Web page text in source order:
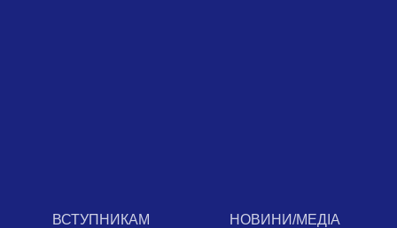
ВСТУПНИКАМ НОВИНИ/МЕДІА